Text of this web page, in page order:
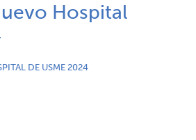
Hospital
DE USME 2024